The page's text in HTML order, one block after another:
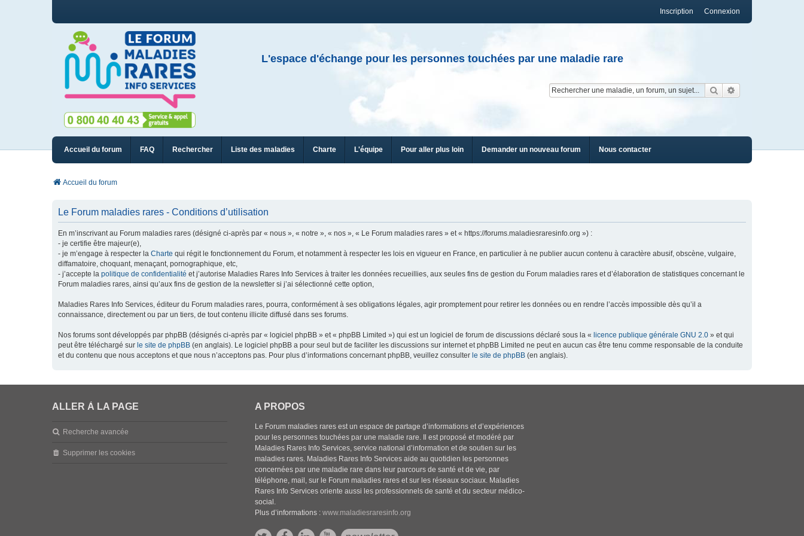
Connexion
Inscription
L'espace d'échange pour les personnes touchées par une maladie rare
Rechercher
Accueil du forum FAQ Rechercher Liste des maladies Charte L'équipe Pour aller plus loin Demander un nouveau forum Nous contacter
Accueil du forum
Le Forum maladies rares - Conditions d’utilisation
En m’inscrivant au Forum maladies rares (désigné ci-après par « nous », « notre », « nos », « Le Forum maladies rares » et « https://forums.maladiesraresinfo.org ») :
- je certifie être majeur(e),
- je m’engage à respecter la Charte qui régit le fonctionnement du Forum, et notamment à respecter les lois en vigueur en France, en particulier à ne publier aucun contenu à caractère abusif, obscène, vulgaire,
diffamatoire, choquant, menaçant, pornographique, etc,
- j’accepte la politique de confidentialité et j’autorise Maladies Rares Info Services à traiter les données recueillies, aux seules fins de gestion du Forum maladies rares et d’élaboration de statistiques concernant le
Forum maladies rares, ainsi qu’aux fins de gestion de la newsletter si j’ai sélectionné cette option,
Maladies Rares Info Services, éditeur du Forum maladies rares, pourra, conformément à ses obligations légales, agir promptement pour retirer les données ou en rendre l’accès impossible dès qu’il a
connaissance, directement ou par un tiers, de tout contenu illicite diffusé dans ses forums.
Nos forums sont développés par phpBB (désignés ci-après par « logiciel phpBB » et « phpBB Limited ») qui est un logiciel de forum de discussions déclaré sous la « licence publique générale GNU 2.0 » et qui
peut être téléchargé sur le site de phpBB (en anglais). Le logiciel phpBB a pour seul but de faciliter les discussions sur internet et phpBB Limited ne peut en aucun cas être tenu comme responsable de la conduite
et du contenu que nous acceptons et que nous n’acceptons pas. Pour plus d’informations concernant phpBB, veuillez consulter le site de phpBB (en anglais).
ALLER À LA PAGE
Recherche avancée
Supprimer les cookies
A PROPOS
Le Forum maladies rares est un espace de partage d’informations et d’expériences
pour les personnes touchées par une maladie rare. Il est proposé et modéré par
Maladies Rares Info Services, service national d’information et de soutien sur les
maladies rares. Maladies Rares Info Services aide au quotidien les personnes
concernées par une maladie rare dans leur parcours de santé et de vie, par
téléphone, mail, sur le Forum maladies rares et sur les réseaux sociaux. Maladies
Rares Info Services oriente aussi les professionnels de santé et du secteur médico-
social.
Plus d’informations :www.maladiesraresinfo.org